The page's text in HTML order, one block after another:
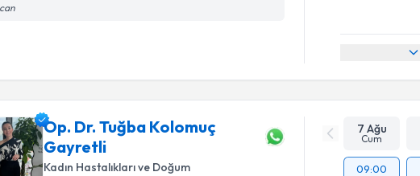
Op. Dr. Tuğba Kolomuç
Gayretli
Kadın Hastalıkları ve Doğum
7 Ağu
Cum
09:00